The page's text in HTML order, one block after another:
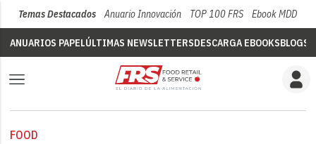
Temas Destacados Anuario Innovación TOP 100 FRS Ebook MDD
ANUARIOS PAPELÚLTIMAS NEWSLETTERSDESCARGA EBOOKSBLOGS
FOOD